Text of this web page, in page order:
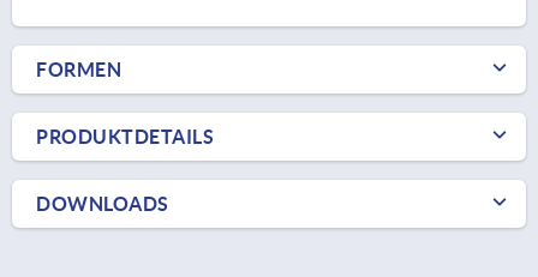
FORMEN
PRODUKTDETAILS
DOWNLOADS